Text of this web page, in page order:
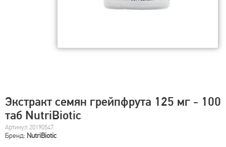
Экстракт семян грейпфрута 125 мг - 100
таб NutriBiotic
Артикул 20190547
Бренд: NutriBiotic